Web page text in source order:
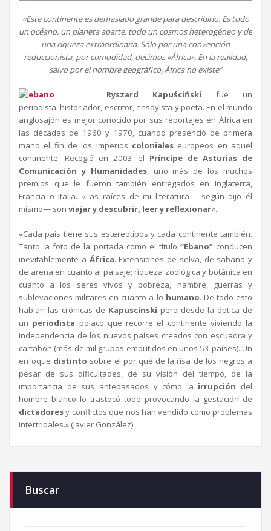
«Este continente es demasiado grande para describirlo. Es todo
un océano, un planeta aparte, todo un cosmos heterogéneo y de
una riqueza extraordinaria. Sólo por una convención
reduccionista, por comodidad, decimos «África». En la realidad,
salvo por el nombre geográfico, África no existe”
Ryszard Kapuściński fue un
periodista, historiador, escritor, ensayista y poeta. En el mundo
anglosajón es mejor conocido por sus reportajes en África en
las décadas de 1960 y 1970, cuando presenció de primera
mano el fin de los imperios coloniales europeos en aquel
continente. Recogió en 2003 el Príncipe de Asturias de
Comunicación y Humanidades, uno más de los muchos
premios que le fueron también entregados en Inglaterra,
Francia o Italia. «Las raíces de mi literatura —según dijo él
mismo— son viajar y descubrir, leer y reflexionar«.
«Cada país tiene sus estereotipos y cada continente también.
Tanto la foto de la portada como el título “Ebano”conducen
inevitablemente a África. Extensiones de selva, de sabana y
de arena en cuanto al paisaje; riqueza zoológica y botánica en
cuanto a los seres vivos y pobreza, hambre, guerras y
sublevaciones militares en cuanto a lo humano. De todo esto
hablan las crónicas de Kapuscinski pero desde la óptica de
un periodista polaco que recorre el continente viviendo la
independencia de los nuevos países creados con escuadra y
cartabón (más de mil grupos embutidos en unos 53 países). Un
enfoque distinto sobre el por qué de la risa de los negros a
pesar de sus dificultades, de su visión del tiempo, de la
importancia de sus antepasados y cómo la irrupción del
hombre blanco lo trastocó todo provocando la gestación de
dictadoresy conflictos que nos han vendido como problemas
intertribales.» (Javier González)
Buscar